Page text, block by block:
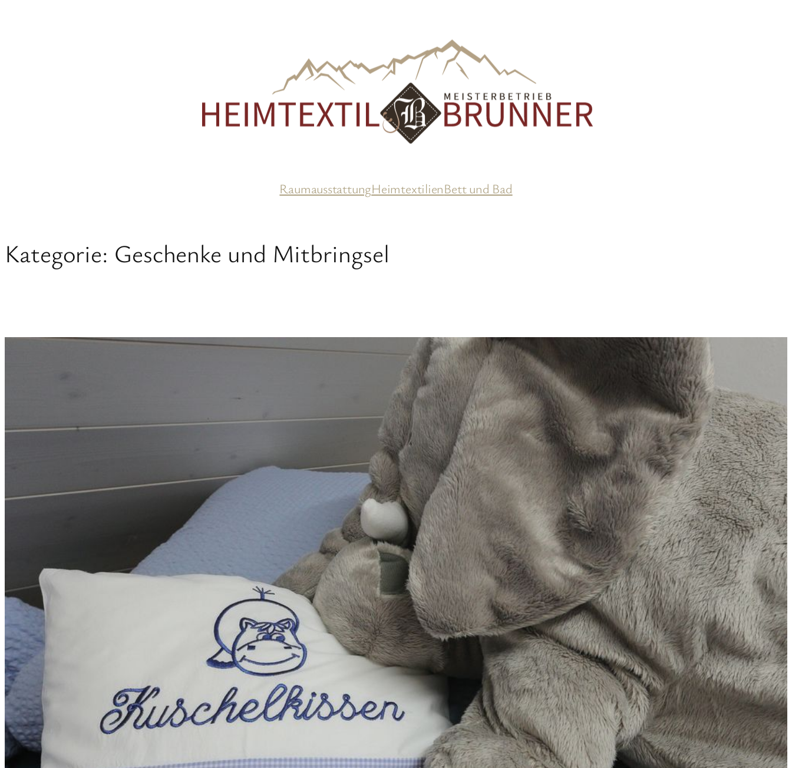
RaumausstattungHeimtextilienBett und Bad
Kategorie: Geschenke und Mitbringsel